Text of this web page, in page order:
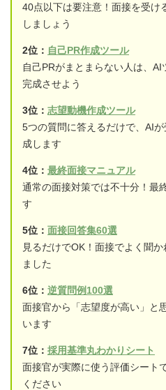
40点以下は要注意！面接を受け
しましょう
2位： 自己PR作成ツール
自己PRがまとまらない人は、
完成させよう
3位： 志望動機作成ツール
5つの質問に答えるだけで、AI
成します
4位： 最終面接マニュアル
通常の面接対策では不十分！最
す
5位： 面接回答集60選
見るだけでOK！面接でよく聞
ました
6位： 逆質問例100選
面接官から「志望度が高い」と
います
7位： 採用基準丸わかりシート
面接官が実際に使う評価シート
ください